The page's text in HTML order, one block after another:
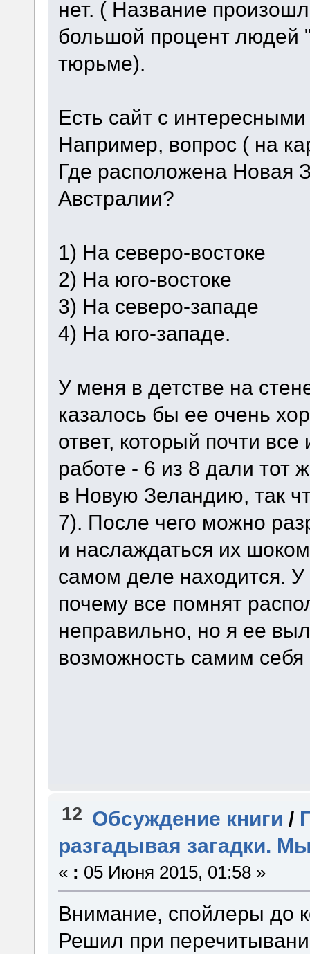
нет. ( Название
большой процент людей
тюрьме).
Есть сайт с
Например, вопрос ( на
Где расположена Новая
Австралии?
1) На северо-востоке
2) На юго-востоке
3) На северо-западе
4) На юго-западе.
У меня в детстве на
казалось бы ее очень
ответ, который почти
работе - 6 из 8 дали тот
в Новую Зеландию, так
7). После чего можно
и наслаждаться их
самом деле находится.
почему все помнят
неправильно, но я ее
возможность самим себя
12 Обсуждение книги /
разгадывая загадки.
« : 05 Июня 2015, 01:58 »
Внимание, спойлеры до
Решил при